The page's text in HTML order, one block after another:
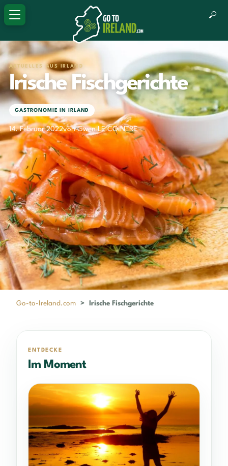
AKTUELLES AUS IRLAND
Irische Fischgerichte
GASTRONOMIE IN IRLAND
14. Februar 2022von Gwen LE COINTRE
Go-to-Ireland.com > Irische Fischgerichte
ENTDECKE
Im Moment